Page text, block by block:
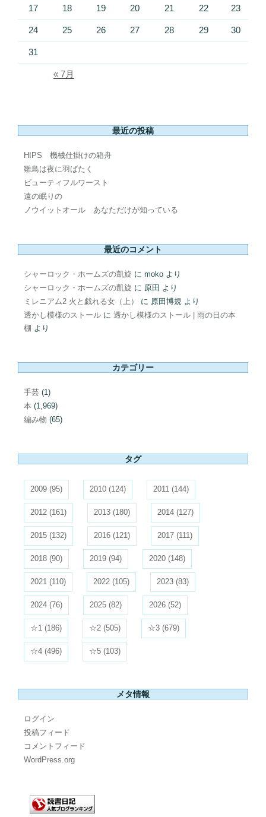
17 18 19 20 21 22 23
24 25 26 27 28 29 30
31
« 7月
最近の投稿
HIPS 機械仕掛けの箱舟
雛鳥は夜に羽ばたく
ビューティフルワースト
遠の眠りの
ノウイットオール あなただけが知っている
最近のコメント
シャーロック・ホームズの凱旋 に moko より
シャーロック・ホームズの凱旋 に 原田 より
ミレニアム2 火と戯れる女（上）
に 原田博規 より
透かし模様のストール に 透かし模様のストール | 雨の日の本
棚 より
カテゴリー
手芸 (1)
本 (1,969)
編み物 (65)
タグ
2009 (95) 2010 (124) 2011 (144)
2012 (161) 2013 (180) 2014 (127)
2015 (132) 2016 (121) 2017 (111)
2018 (90) 2019 (94) 2020 (148)
2021 (110) 2022 (105) 2023 (83)
2024 (76) 2025 (82) 2026 (52)
☆1 (186) ☆2 (505) ☆3 (679)
☆4 (496) ☆5 (103)
メタ情報
ログイン
投稿フィード
コメントフィード
WordPress.org